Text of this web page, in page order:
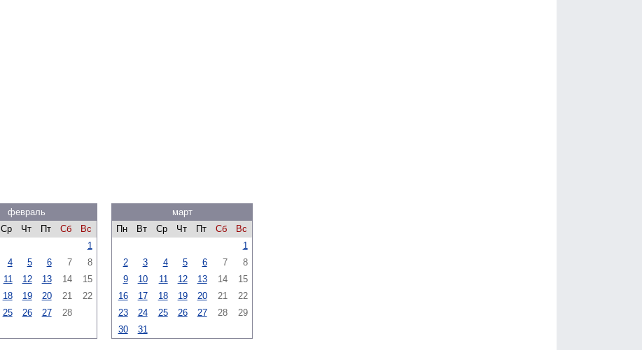
февраль
Ср Чт Пт Сб
Вс
1
4 5 6 7
8
11 12 13 14
15
18 19 20 21
22
25 26 27 28
март
Пн
Вт Ср Чт Пт Сб
Вс
1
2
3 4 5 6 7
8
9
10 11 12 13 14
15
16
17 18 19 20 21
22
23
24 25 26 27 28
29
30
31